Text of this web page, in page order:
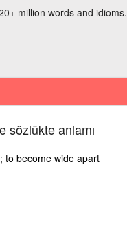
million words and idioms.
sözlükte anlamı
to become wide apart